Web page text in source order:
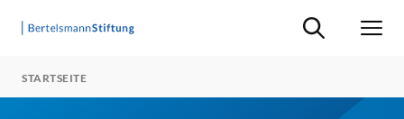
Suche ein-/
STARTSEITE